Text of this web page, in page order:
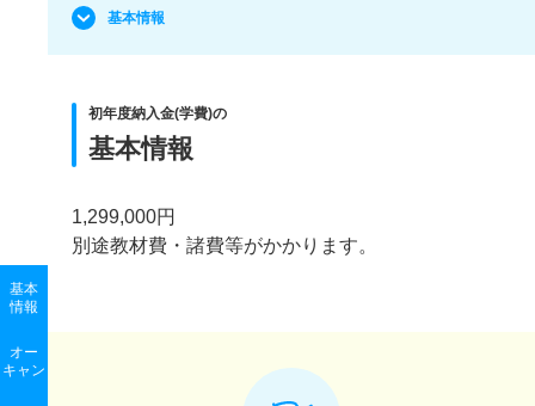
基本
情報
オー
キャン
基本情報
初年度納入金(学費)の
基本情報
1,299,000円
別途教材費・諸費等がかかります。